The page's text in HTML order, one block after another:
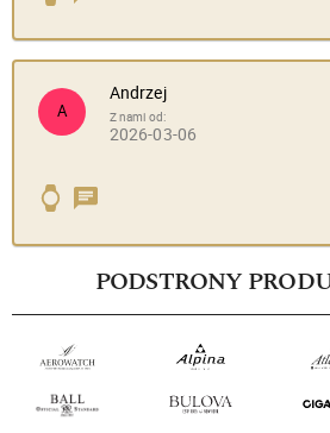
A
Andrzej
Z nami od:
2026-03-06
PODSTRONY